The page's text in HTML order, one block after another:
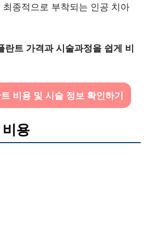
최종적으로 부착되는 인공 치아
란트 가격과 시술과정을 쉽게 비
비용 및 시술 정보 확인하기
용